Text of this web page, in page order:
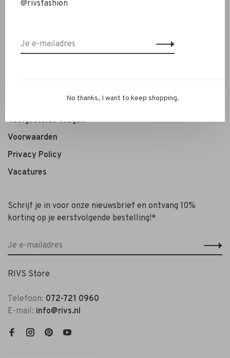
Contact
Personal Styling / Private Shopping
Veelgestelde vragen
Voorwaarden
Privacy Policy
Vacatures
Schrijf je in voor onze nieuwsbrief en ontvang 10%
korting op je eerstvolgende bestelling!*
RIVS Store
Telefoon: 072-721 0960
E-mail: info@rivs.nl
@rivsfashion
No thanks, I want to keep shopping.